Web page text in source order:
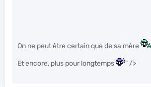
On ne peut être certain que de sa mère
Et encore, plus pour longtemps " />